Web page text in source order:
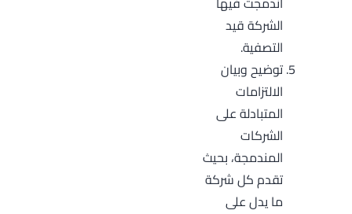
الشركة قيد
التصفية.
توضيح وبيان
الالتزامات
المتبادلة على
الشركات
المندمجة، بحيث
تقدم كل شركة
ما يدل على